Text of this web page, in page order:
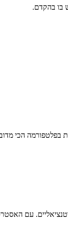
בו בהקדם.
בפלטפורמה הכי